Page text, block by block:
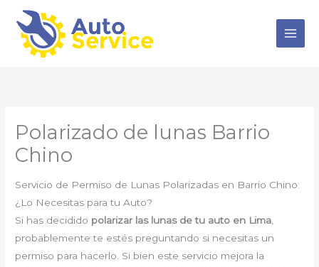
contenido
Polarizado de lunas Barrio
Chino
Servicio de Permiso de Lunas Polarizadas en Barrio Chino:
¿Lo Necesitas para tu Auto?
Si has decidido polarizar las lunas de tu auto en Lima,
probablemente te estés preguntando si necesitas un
permiso para hacerlo. Si bien este servicio mejora la